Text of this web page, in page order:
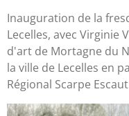
Inauguration de la
Lecelles, avec Virginie
d'art de Mortagne du
la ville de Lecelles en
Régional Scarpe